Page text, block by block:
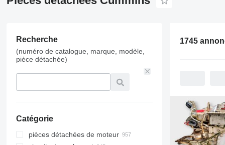
Recherche
(numéro de catalogue, marque, modèle,
pièce détachée)
Catégorie
pièces détachées de moteur